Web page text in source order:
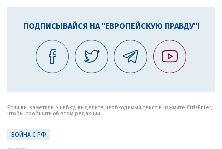
ПОДПИСЫВАЙСЯ НА "ЕВРОПЕЙСКУЮ ПРАВДУ"!
Если вы заметили ошибку, выделите необходимый текст и нажмите Ctrl+Enter,
чтобы сообщить об этом редакции.
ВОЙНА С РФ